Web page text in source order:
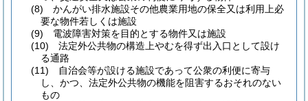
(8)
かんがい排水施設その他農業用地の保全又は利用上必
要な物件若しくは施設
(9)
電波障害対策を目的とする物件又は施設
(10)
法定外公共物の構造上やむを得ず出入口として設け
る通路
(11)
自治会等が設ける施設であって公衆の利便に寄与
し、かつ、法定外公共物の機能を阻害するおそれのない
もの